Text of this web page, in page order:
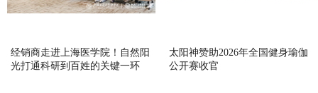
经销商走进上海医学院！自然阳
光打通科研到百姓的关键一环
太阳神赞助2026年全国健身瑜伽
公开赛收官